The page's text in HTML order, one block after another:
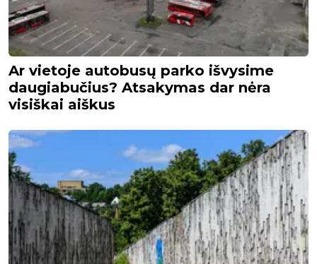
Ar vietoje autobusų parko išvysime
daugiabučius? Atsakymas dar nėra
visiškai aiškus